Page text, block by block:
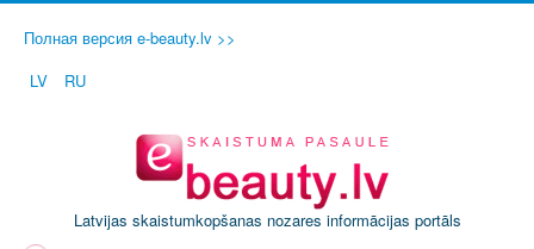
Полная версия e-beauty.lv >>
LV
RU
Latvijas skaistumkopšanas nozares informācijas portāls